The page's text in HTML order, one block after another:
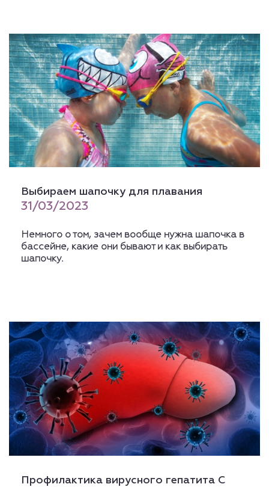
Выбираем шапочку для плавания
31/03/2023
Немного о том, зачем вообще нужна шапочка в
бассейне, какие они бывают и как выбирать
шапочку.
Профилактика вирусного гепатита С